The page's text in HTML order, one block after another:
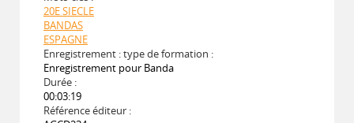
20E SIECLE
BANDAS
ESPAGNE
Enregistrement : type de formation :
Enregistrement pour Banda
Durée :
00:03:19
Référence éditeur :